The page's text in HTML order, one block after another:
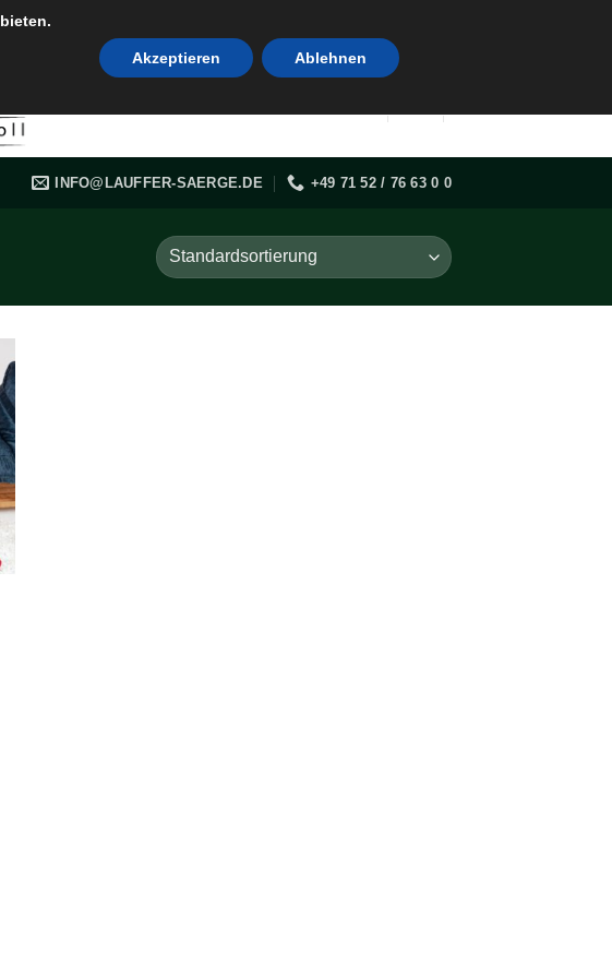
INFO@LAUFFER-SAERGE.DE +49 71 52 / 76 63 0 0
Akzeptieren Ablehnen